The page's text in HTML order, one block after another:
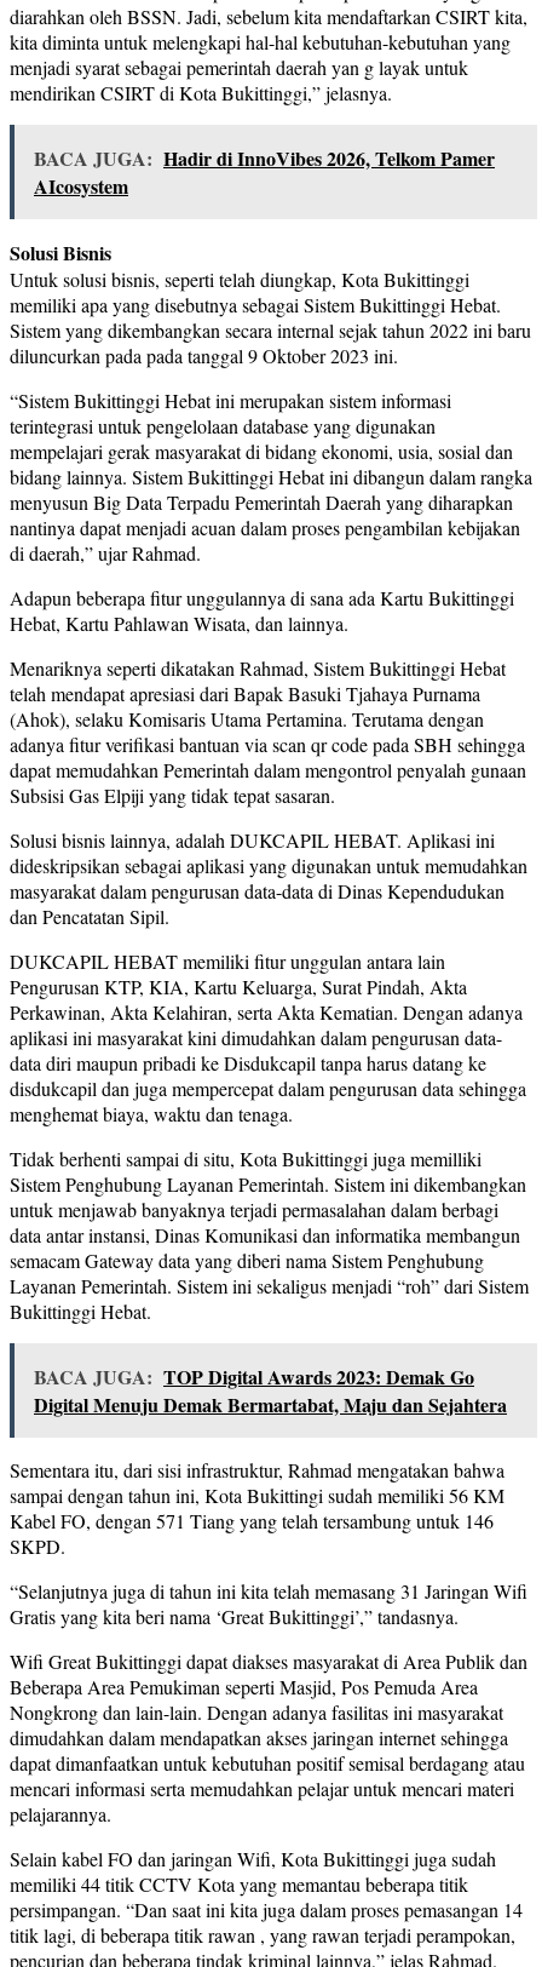
diarahkan oleh BSSN. Jadi, sebelum kita mendaftarkan CSIRT kita,
kita diminta untuk melengkapi hal-hal kebutuhan-kebutuhan yang
menjadi syarat sebagai pemerintah daerah yan g layak untuk
mendirikan CSIRT di Kota Bukittinggi,” jelasnya.
BACA JUGA: Hadir di InnoVibes 2026, Telkom Pamer
AIcosystem
Solusi Bisnis
Untuk solusi bisnis, seperti telah diungkap, Kota Bukittinggi
memiliki apa yang disebutnya sebagai Sistem Bukittinggi Hebat.
Sistem yang dikembangkan secara internal sejak tahun 2022 ini baru
diluncurkan pada pada tanggal 9 Oktober 2023 ini.
“Sistem Bukittinggi Hebat ini merupakan sistem informasi
terintegrasi untuk pengelolaan database yang digunakan
mempelajari gerak masyarakat di bidang ekonomi, usia, sosial dan
bidang lainnya. Sistem Bukittinggi Hebat ini dibangun dalam rangka
menyusun Big Data Terpadu Pemerintah Daerah yang diharapkan
nantinya dapat menjadi acuan dalam proses pengambilan kebijakan
di daerah,” ujar Rahmad.
Adapun beberapa fitur unggulannya di sana ada Kartu Bukittinggi
Hebat, Kartu Pahlawan Wisata, dan lainnya.
Menariknya seperti dikatakan Rahmad, Sistem Bukittinggi Hebat
telah mendapat apresiasi dari Bapak Basuki Tjahaya Purnama
(Ahok), selaku Komisaris Utama Pertamina. Terutama dengan
adanya fitur verifikasi bantuan via scan qr code pada SBH sehingga
dapat memudahkan Pemerintah dalam mengontrol penyalah gunaan
Subsisi Gas Elpiji yang tidak tepat sasaran.
Solusi bisnis lainnya, adalah DUKCAPIL HEBAT. Aplikasi ini
dideskripsikan sebagai aplikasi yang digunakan untuk memudahkan
masyarakat dalam pengurusan data-data di Dinas Kependudukan
dan Pencatatan Sipil.
DUKCAPIL HEBAT memiliki fitur unggulan antara lain
Pengurusan KTP, KIA, Kartu Keluarga, Surat Pindah, Akta
Perkawinan, Akta Kelahiran, serta Akta Kematian. Dengan adanya
aplikasi ini masyarakat kini dimudahkan dalam pengurusan data-
data diri maupun pribadi ke Disdukcapil tanpa harus datang ke
disdukcapil dan juga mempercepat dalam pengurusan data sehingga
menghemat biaya, waktu dan tenaga.
Tidak berhenti sampai di situ, Kota Bukittinggi juga memilliki
Sistem Penghubung Layanan Pemerintah. Sistem ini dikembangkan
untuk menjawab banyaknya terjadi permasalahan dalam berbagi
data antar instansi, Dinas Komunikasi dan informatika membangun
semacam Gateway data yang diberi nama Sistem Penghubung
Layanan Pemerintah. Sistem ini sekaligus menjadi “roh” dari Sistem
Bukittinggi Hebat.
BACA JUGA: TOP Digital Awards 2023: Demak Go
Digital Menuju Demak Bermartabat, Maju dan Sejahtera
Sementara itu, dari sisi infrastruktur, Rahmad mengatakan bahwa
sampai dengan tahun ini, Kota Bukittingi sudah memiliki 56 KM
Kabel FO, dengan 571 Tiang yang telah tersambung untuk 146
SKPD.
“Selanjutnya juga di tahun ini kita telah memasang 31 Jaringan Wifi
Gratis yang kita beri nama ‘Great Bukittinggi’,” tandasnya.
Wifi Great Bukittinggi dapat diakses masyarakat di Area Publik dan
Beberapa Area Pemukiman seperti Masjid, Pos Pemuda Area
Nongkrong dan lain-lain. Dengan adanya fasilitas ini masyarakat
dimudahkan dalam mendapatkan akses jaringan internet sehingga
dapat dimanfaatkan untuk kebutuhan positif semisal berdagang atau
mencari informasi serta memudahkan pelajar untuk mencari materi
pelajarannya.
Selain kabel FO dan jaringan Wifi, Kota Bukittinggi juga sudah
memiliki 44 titik CCTV Kota yang memantau beberapa titik
persimpangan. “Dan saat ini kita juga dalam proses pemasangan 14
titik lagi, di beberapa titik rawan , yang rawan terjadi perampokan,
pencurian dan beberapa tindak kriminal lainnya,” jelas Rahmad.